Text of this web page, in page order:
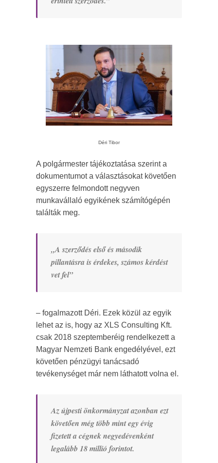
Déri Tibor
A polgármester tájékoztatása szerint a
dokumentumot a választásokat követően
egyszerre felmondott negyven
munkavállaló egyikének számítógépén
találták meg.
„A szerződés első és második
pillantásra is érdekes, számos kérdést
vet fel”
– fogalmazott Déri. Ezek közül az egyik
lehet az is, hogy az XLS Consulting Kft.
csak 2018 szeptemberéig rendelkezett a
Magyar Nemzeti Bank engedélyével, ezt
követően pénzügyi tanácsadó
tevékenységet már nem láthatott volna el.
Az újpesti önkormányzat azonban ezt
követően még több mint egy évig
fizetett a cégnek negyedévenként
legalább 18 millió forintot.